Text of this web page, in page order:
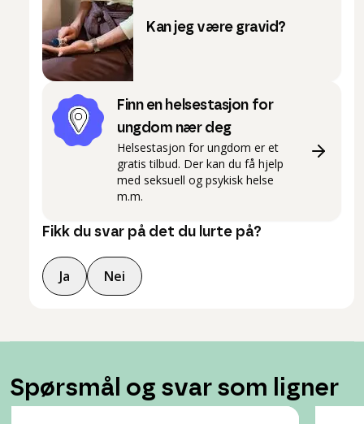
Kan jeg være gravid?
Finn en helsestasjon for
ungdom nær deg
Helsestasjon for ungdom er et
gratis tilbud. Der kan du få hjelp
med seksuell og psykisk helse
m.m.
Fikk du svar på det du lurte på?
Ja Nei
Spørsmål og svar som ligner